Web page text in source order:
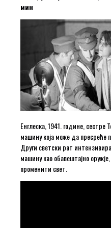
мин
Енглеска, 1941. године,
машину која може да пресреће
Други светски рат
машину као обавештајно
променити свет.